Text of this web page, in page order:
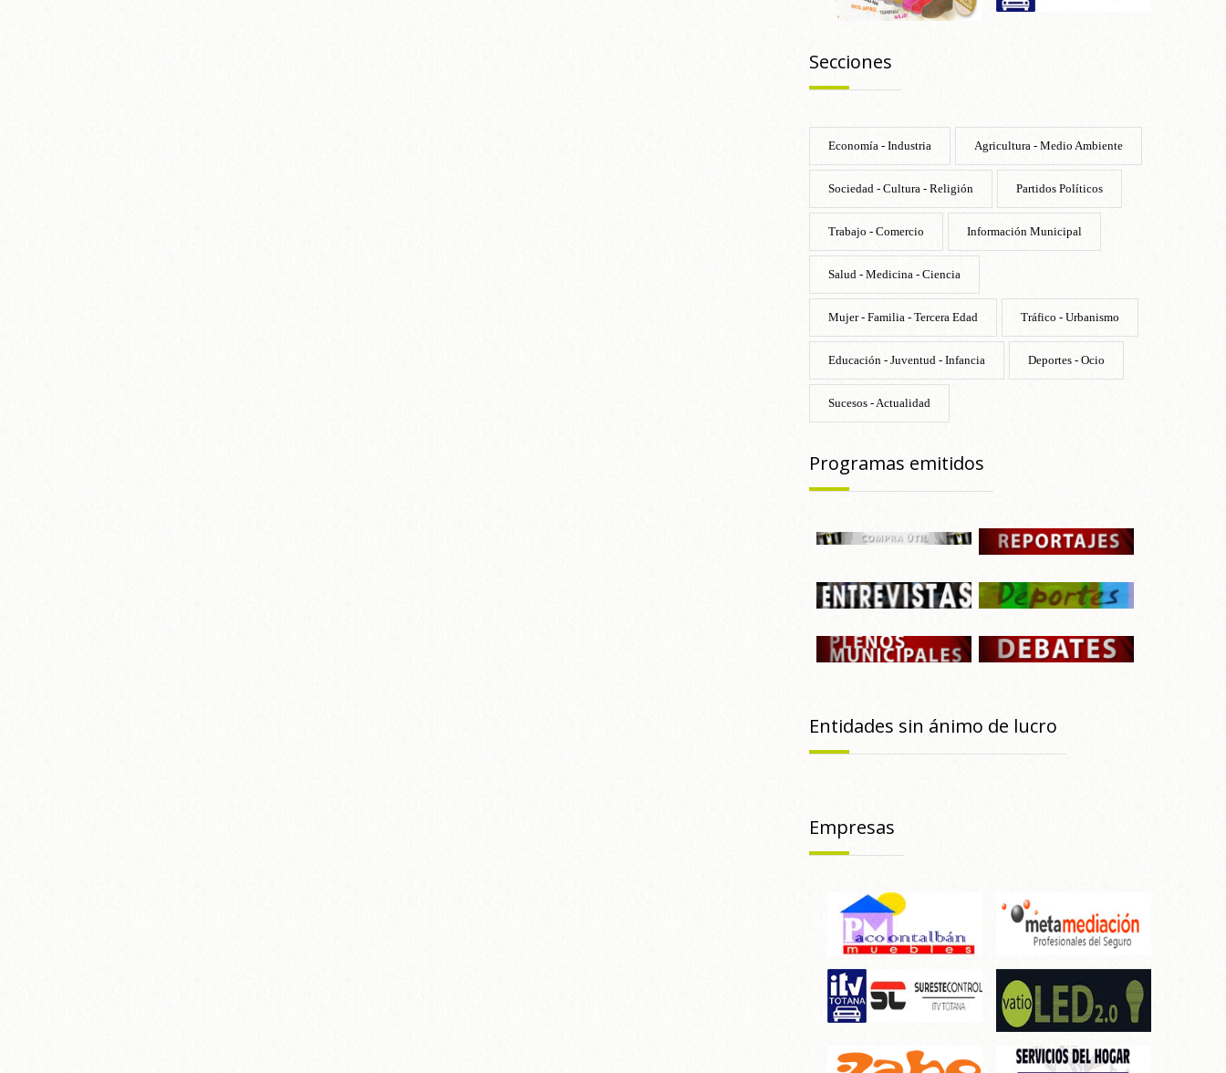
Secciones
Economía - Industria Agricultura - Medio Ambiente
Sociedad - Cultura - Religión Partidos Políticos
Trabajo - Comercio Información Municipal
Salud - Medicina - Ciencia
Mujer - Familia - Tercera Edad Tráfico - Urbanismo
Educación - Juventud - Infancia Deportes - Ocio
Sucesos - Actualidad
Programas emitidos
Entidades sin ánimo de lucro
Empresas